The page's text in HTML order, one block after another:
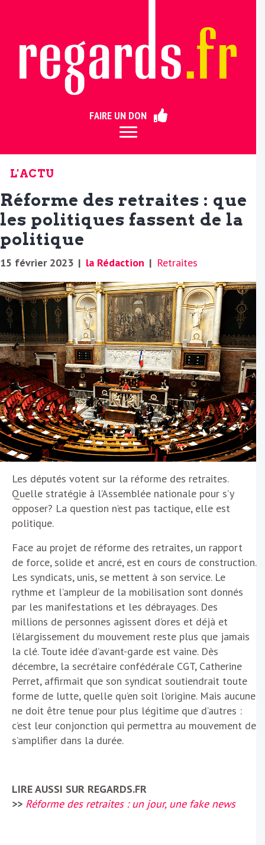
FAIRE UN DON
L'ACTU
Réforme des retraites : que
les politiques fassent de la
politique
15 février 2023 | la Rédaction | Retraites
Les députés votent sur la réforme des retraites.
Quelle stratégie à l’Assemblée nationale pour s’y
opposer? La question n’est pas tactique, elle est
politique.
Face au projet de réforme des retraites, un rapport
de force, solide et ancré, est en cours de construction.
Les syndicats, unis, se mettent à son service. Le
rythme et l’ampleur de la mobilisation sont donnés
par les manifestations et les débrayages. Des
millions de personnes agissent d’ores et déjà et
l’élargissement du mouvement reste plus que jamais
la clé. Toute idée d’avant-garde est vaine. Dès
décembre, la secrétaire confédérale CGT, Catherine
Perret, affirmait que son syndicat soutiendrait toute
forme de lutte, quelle qu’en soit l’origine. Mais aucune
ne doit être tenue pour plus légitime que d’autres :
c’est leur conjonction qui permettra au mouvement de
s’amplifier dans la durée.
LIRE AUSSI SUR REGARDS.FR
>> Réforme des retraites : un jour, une fake news